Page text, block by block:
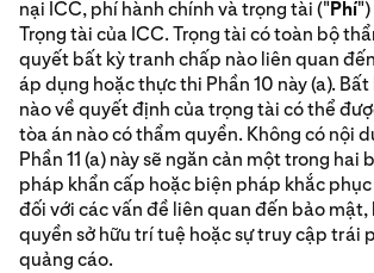
nại ICC, phí hành chính và trọng tài ("Phí
Trọng tài của ICC. Trọng tài có toàn bộ
quyết bất kỳ tranh chấp nào liên quan
áp dụng hoặc thực thi Phần 10 này (a).
nào về quyết định của trọng tài có thể
tòa án nào có thẩm quyền. Không có nội
Phần 11 (a) này sẽ ngăn cản một trong hai
pháp khẩn cấp hoặc biện pháp khắc
đối với các vấn đề liên quan đến bảo mật,
quyền sở hữu trí tuệ hoặc sự truy cập trái
quảng cáo.